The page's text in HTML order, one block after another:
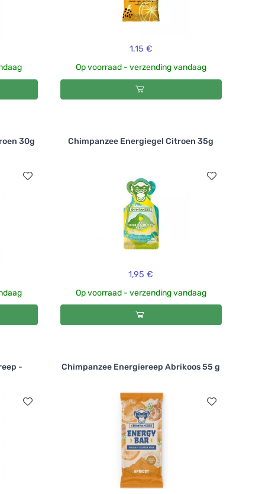
1,15 €
Op voorraad - verzending vandaag
30g Chimpanzee Energiegel Citroen 35g
1,95 €
Op voorraad - verzending vandaag
-
Chimpanzee Energiereep Abrikoos 55 g